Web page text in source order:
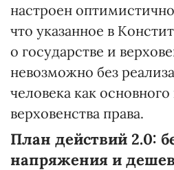
настроен
что указанное в
о государстве и
невозможно без
человека как
верховенства права.
План действий 2.0:
напряжения и